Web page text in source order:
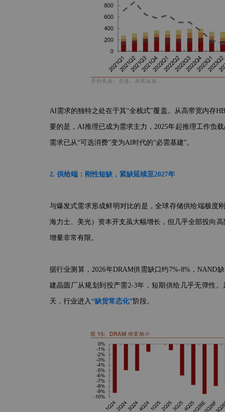
AI需求的独特之处在于其“全栈式”覆盖。从高带宽内存
要的是，AI推理已成为需求主力，2025年起推理工作负
需求已从“可选消费”变为AI时代的“必需基建”。
2. 供给端：刚性短缺，紧缺延续至2027年
与爆发式需求形成鲜明对比的是，全球存储供给端极度
海力士、美光）资本开支虽大幅增长，但几乎全部投向
增量非常有限。
据行业测算，2026年DRAM供需缺口约7%-8%，NAND
建晶圆厂从规划到投产需2-3年，短期供给几乎无弹性
天，行业进入“缺货常态化”阶段。